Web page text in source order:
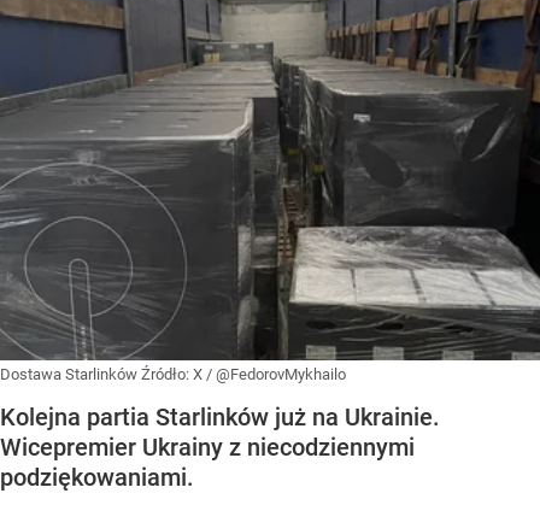
Dostawa Starlinków Źródło: X / @FedorovMykhailo
Kolejna partia Starlinków już na Ukrainie.
Wicepremier Ukrainy z niecodziennymi
podziękowaniami.